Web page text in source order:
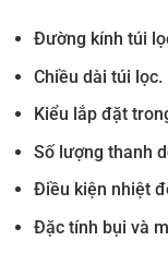
Đường kính túi
Chiều dài túi lọc.
Kiểu lắp đặt
Số lượng thanh
Điều kiện nhiệt
Đặc tính bụi và